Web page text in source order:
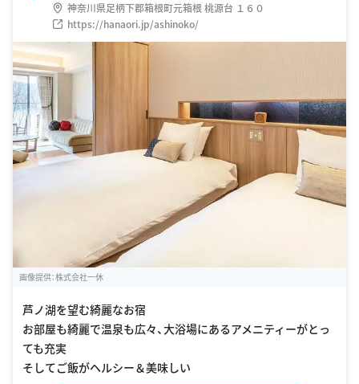
神奈川県足柄下郡箱根町元箱根 桃源台 １６０
https://hanaori.jp/ashinoko/
画像提供：株式会社一休
芦ノ湖を望む綺麗なお宿
お部屋も綺麗で温泉も広々、大浴場にあるアメニティーがとっ
ても充実
そしてご飯がヘルシー＆美味しい